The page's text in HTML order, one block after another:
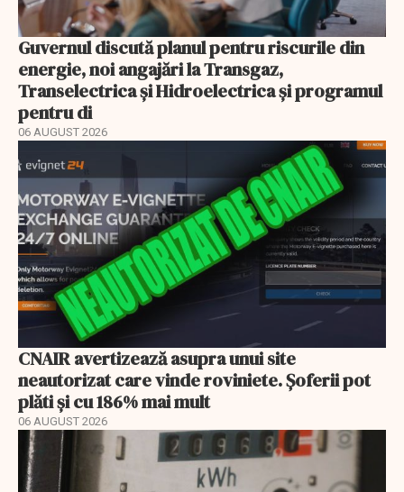
Guvernul discută planul pentru riscurile din
energie, noi angajări la Transgaz,
Transelectrica și Hidroelectrica și programul
pentru di
06 AUGUST 2026
CNAIR avertizează asupra unui site
neautorizat care vinde roviniete. Șoferii pot
plăti și cu 186% mai mult
06 AUGUST 2026